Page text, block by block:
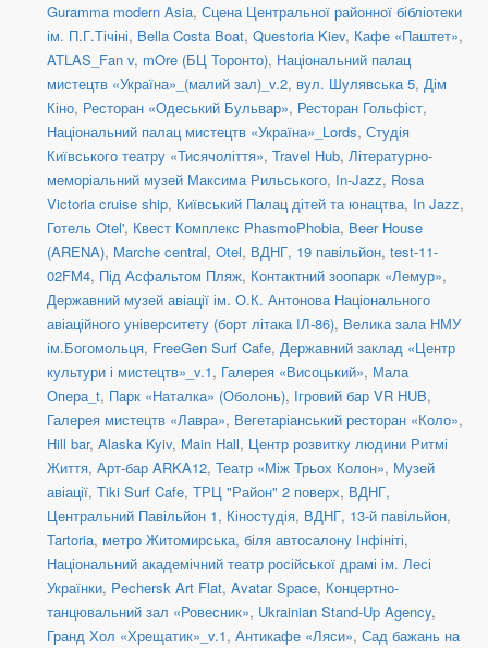
Guramma modern Asia, Сцена Центральної районної бібліотеки
ім. П.Г.Тічіні, Bella Costa Boat, Questoria Kiev, Кафе «Паштет»,
ATLAS_Fan v, mOre (БЦ Торонто), Національний палац
мистецтв «Україна»_(малий зал)_v.2, вул. Шулявська 5, Дім
Кіно, Ресторан «Одеський Бульвар», Ресторан Гольфіст,
Національний палац мистецтв «Україна»_Lords, Студія
Київського театру «Тисячоліття», Travel Hub, Літературно-
меморіальний музей Максима Рильського, In-Jazz, Rosa
Victoria cruise ship, Київський Палац дітей та юнацтва, In Jazz,
Готель Otel', Квест Комплекс PhasmoPhobia, Beer House
(ARENA), Marche central, Otel, ВДНГ, 19 павільйон, test-11-
02FM4, Під Асфальтом Пляж, Контактний зоопарк «Лемур»,
Державний музей авіації ім. О.К. Антонова Національного
авіаційного університету (борт літака ІЛ-86), Велика зала НМУ
ім.Богомольця, FreeGen Surf Cafe, Державний заклад «Центр
культури і мистецтв»_v.1, Галерея «Висоцький», Мала
Опера_t, Парк «Наталка» (Оболонь), Ігровий бар VR HUB,
Галерея мистецтв «Лавра», Вегетаріанський ресторан «Коло»,
Hill bar, Alaska Kyiv, Main Hall, Центр розвитку людини Ритмі
Життя, Арт-бар ARKA12, Театр «Між Трьох Колон», Музей
авіації, Tiki Surf Cafe, ТРЦ "Район" 2 поверх, ВДНГ,
Центральний Павільйон 1, Кіностудія, ВДНГ, 13-й павільйон,
Tartoria, метро Житомирська, біля автосалону Інфініті,
Національний академічний театр російської драмі ім. Лесі
Українки, Pechersk Art Flat, Avatar Space, Концертно-
танцювальний зал «Ровесник», Ukrainian Stand-Up Agency,
Гранд Хол «Хрещатик»_v.1, Антикафе «Ляси», Сад бажань на